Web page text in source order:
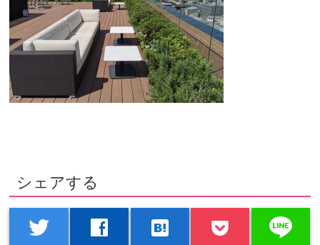
シェアする
twitter facebook hatenabookmark line